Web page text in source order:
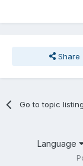
Share
Go to topic listing
Language